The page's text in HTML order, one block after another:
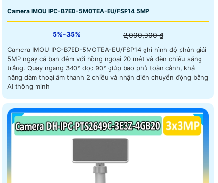
Camera IMOU IPC-B7ED-5MOTEA-EU/FSP14 5MP
5%-35% 2,090,000 ₫
Camera IMOU IPC-B7ED-5MOTEA-EU/FSP14 ghi hình độ phân giải
5MP ngay cả ban đêm với hồng ngoại 20 mét và đèn chiếu sáng
trắng. Quay ngang 340° dọc 90° giúp bao phủ toàn cảnh, khả
năng dàm thoại âm thanh 2 chiều và nhận diên chuyển động bằng
AI thông minh